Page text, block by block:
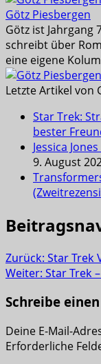
Götz Piesbergen
Götz ist Jahrgang
schreibt über
eine eigene
Letzte Artikel von
Star Trek:
bester
Jessica
9. August
Zurück: Star Trek
Weiter: Star Trek
Schreibe
Deine E-Mail-
Erforderliche